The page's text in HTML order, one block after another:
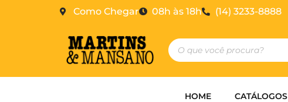
Como Chegar 08h às 18h (14) 3233-8888
HOME CATÁLOGOS